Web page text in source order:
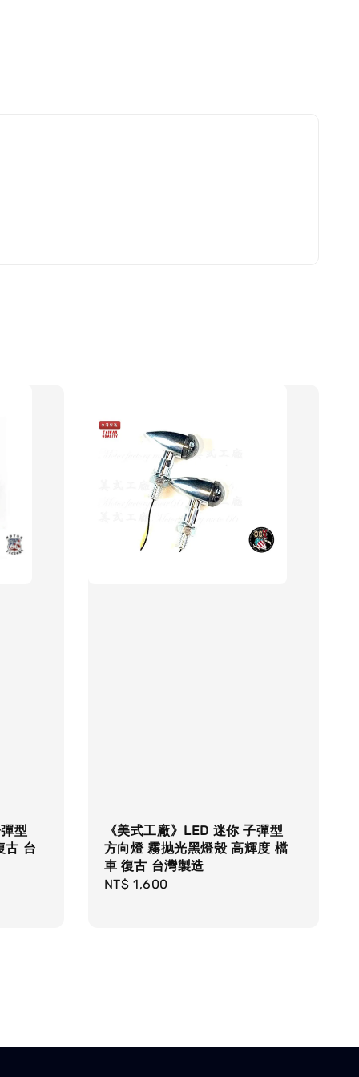
型
古 台
《美式工廠》LED 迷你 子彈型
方向燈 霧抛光黑燈殼 高輝度 檔
車 復古 台灣製造
Regular
NT$ 1,600